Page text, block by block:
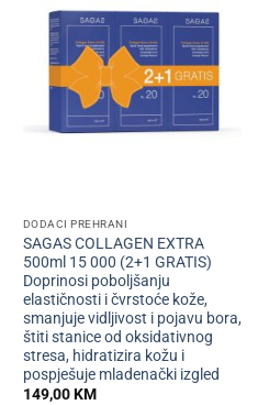
DODACI PREHRANI
SAGAS COLLAGEN EXTRA
500ml 15 000 (2+1 GRATIS)
Doprinosi poboljšanju
elastičnosti i čvrstoće kože,
smanjuje vidljivost i pojavu bora,
štiti stanice od oksidativnog
stresa, hidratizira kožu i
pospješuje mladenački izgled
149,00KM